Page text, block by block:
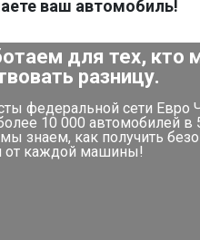
ваш автомобиль!
для тех, кто
разницу.
федеральной сети Евро
10 000 автомобилей в
знаем, как получить
от каждой машины!